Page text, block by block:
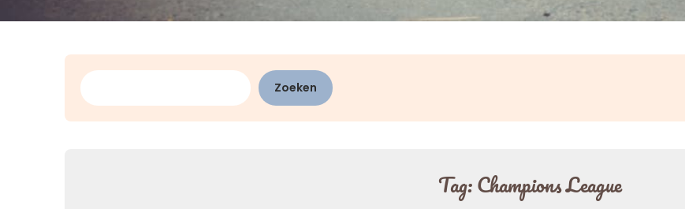
Zoeken
Zoeken
Tag:Champions League